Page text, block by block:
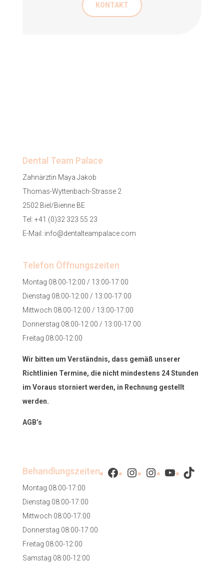
KONTAKT
Dental Team Palace
Zahnärztin Maya Jakob
Thomas-Wyttenbach-Strasse 2
2502 Biel/Bienne BE
Tel: +41 (0)32 323 55 23
E-Mail: info@dentalteampalace.com
Telefon Öffnungszeiten
Montag 08:00-12:00 / 13:00-17:00
Dienstag 08:00-12:00 / 13:00-17:00
Mittwoch 08:00-12:00 / 13:00-17:00
Donnerstag 08:00-12:00 / 13:00-17:00
Freitag 08:00-12:00
Wir bitten um Verständnis, dass gemäß unserer
Richtlinien Termine, die nicht mindestens 24 Stunden
im Voraus storniert werden, in Rechnung gestellt
werden.
AGB’s
Behandlungszeiten
Montag 08:00-17:00
Dienstag 08:00-17:00
Mittwoch 08:00-17:00
Donnerstag 08:00-17:00
Freitag 08:00-12:00
Samstag 08:00-12:00
Facebook
Instagram
Instagram
YouTube
TikTok